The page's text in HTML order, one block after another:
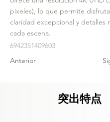
píxeles), lo que permite
claridad excepcional y detalles
cada escena.
6942351409603
Anterior
突出特点